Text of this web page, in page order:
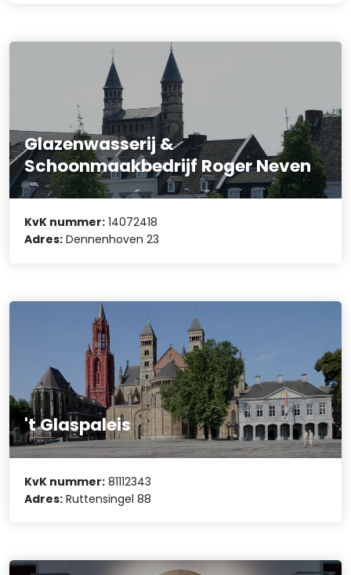
Glazenwasserij &
Schoonmaakbedrijf Roger Neven
KvK nummer: 14072418
Adres: Dennenhoven 23
't Glaspaleis
KvK nummer: 81112343
Adres: Ruttensingel 88